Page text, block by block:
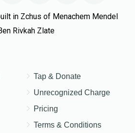
in Zchus of Menachem Mendel
Rivkah Zlate
Tap & Donate
Unrecognized Charge
Pricing
Terms & Conditions